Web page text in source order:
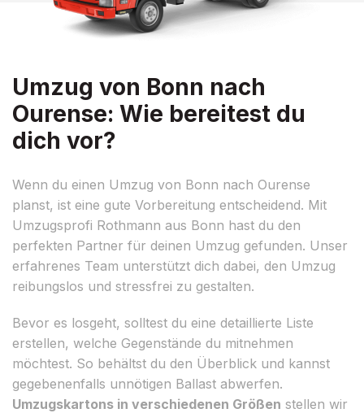
Umzug von Bonn nach
Ourense: Wie bereitest du
dich vor?
Wenn du einen Umzug von Bonn nach Ourense
planst, ist eine gute Vorbereitung entscheidend. Mit
Umzugsprofi Rothmann aus Bonn hast du den
perfekten Partner für deinen Umzug gefunden. Unser
erfahrenes Team unterstützt dich dabei, den Umzug
reibungslos und stressfrei zu gestalten.
Bevor es losgeht, solltest du eine detaillierte Liste
erstellen, welche Gegenstände du mitnehmen
möchtest. So behältst du den Überblick und kannst
gegebenenfalls unnötigen Ballast abwerfen.
Umzugskartons in verschiedenen Größen stellen wir